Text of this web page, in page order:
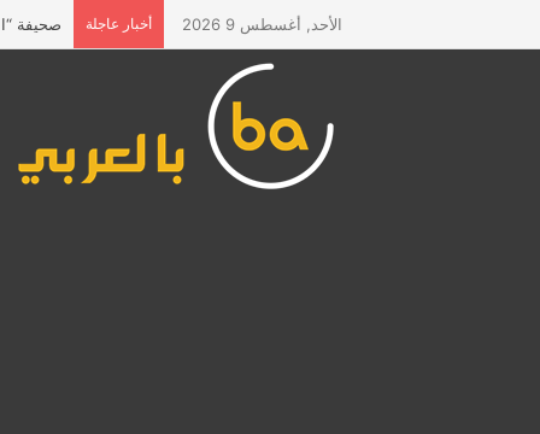
الأحد, أغسطس 9 2026 أخبار عاجلة صحيفة